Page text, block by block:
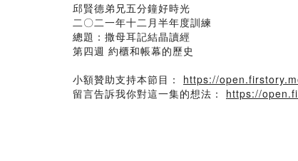
邱賢德弟兄五分鐘好時光
二〇二一年十二月半年度訓練
總題：撒母耳記結晶讀經
第四週 約櫃和帳幕的歷史
小額贊助支持本節目： https://
留言告訴我你對這一集的想法： https://